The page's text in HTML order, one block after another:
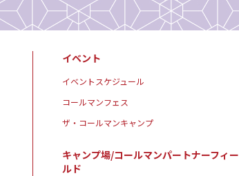
イベント
イベントスケジュール
コールマンフェス
ザ・コールマンキャンプ
キャンプ場/コールマンパートナーフィー
ルド